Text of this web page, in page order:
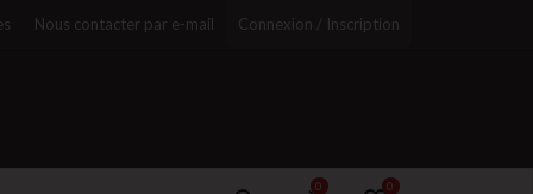
Nous contacter par e-mail Connexion / Inscription
0
0